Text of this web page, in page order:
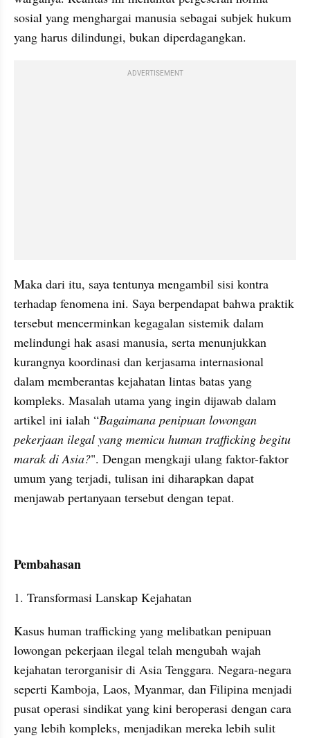
sosial yang menghargai manusia sebagai subjek hukum
yang harus dilindungi, bukan diperdagangkan.
ADVERTISEMENT
Maka dari itu, saya tentunya mengambil sisi kontra
terhadap fenomena ini. Saya berpendapat bahwa praktik
tersebut mencerminkan kegagalan sistemik dalam
melindungi hak asasi manusia, serta menunjukkan
kurangnya koordinasi dan kerjasama internasional
dalam memberantas kejahatan lintas batas yang
kompleks. Masalah utama yang ingin dijawab dalam
artikel ini ialah “Bagaimana penipuan lowongan
pekerjaan ilegal yang memicu human trafficking begitu
marak di Asia?". Dengan mengkaji ulang faktor-faktor
umum yang terjadi, tulisan ini diharapkan dapat
menjawab pertanyaan tersebut dengan tepat.
Pembahasan
1. Transformasi Lanskap Kejahatan
Kasus human trafficking yang melibatkan penipuan
lowongan pekerjaan ilegal telah mengubah wajah
kejahatan terorganisir di Asia Tenggara. Negara-negara
seperti Kamboja, Laos, Myanmar, dan Filipina menjadi
pusat operasi sindikat yang kini beroperasi dengan cara
yang lebih kompleks, menjadikan mereka lebih sulit